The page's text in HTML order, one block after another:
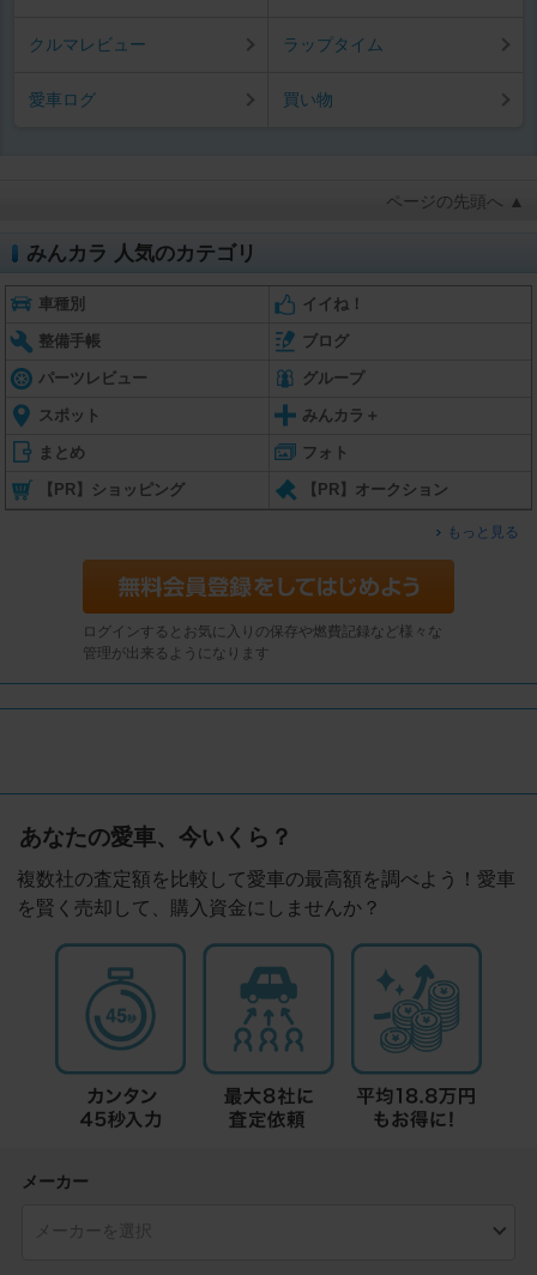
クルマレビュー ラップタイム
愛車ログ 買い物
ページの先頭へ ▲
みんカラ 人気のカテゴリ
車種別 イイね！
整備手帳 ブログ
パーツレビュー グループ
スポット みんカラ＋
まとめ フォト
【PR】ショッピング 【PR】オークション
もっと見る
ログインするとお気に入りの保存や燃費記録など様々な
管理が出来るようになります
あなたの愛車、今いくら？
複数社の査定額を比較して愛車の最高額を調べよう！愛車
を賢く売却して、購入資金にしませんか？
メーカー